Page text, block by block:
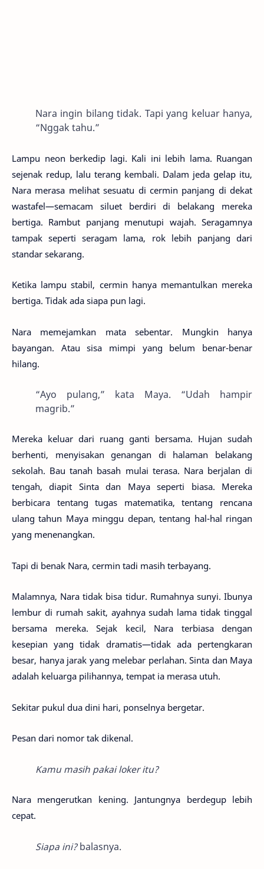
Nara ingin bilang tidak. Tapi yang keluar hanya,
“Nggak tahu.”
Lampu neon berkedip lagi. Kali ini lebih lama. Ruangan
sejenak redup, lalu terang kembali. Dalam jeda gelap itu,
Nara merasa melihat sesuatu di cermin panjang di dekat
wastafel—semacam siluet berdiri di belakang mereka
bertiga. Rambut panjang menutupi wajah. Seragamnya
tampak seperti seragam lama, rok lebih panjang dari
standar sekarang.
Ketika lampu stabil, cermin hanya memantulkan mereka
bertiga. Tidak ada siapa pun lagi.
Nara memejamkan mata sebentar. Mungkin hanya
bayangan. Atau sisa mimpi yang belum benar-benar
hilang.
“Ayo pulang,” kata Maya. “Udah hampir
magrib.”
Mereka keluar dari ruang ganti bersama. Hujan sudah
berhenti, menyisakan genangan di halaman belakang
sekolah. Bau tanah basah mulai terasa. Nara berjalan di
tengah, diapit Sinta dan Maya seperti biasa. Mereka
berbicara tentang tugas matematika, tentang rencana
ulang tahun Maya minggu depan, tentang hal-hal ringan
yang menenangkan.
Tapi di benak Nara, cermin tadi masih terbayang.
Malamnya, Nara tidak bisa tidur. Rumahnya sunyi. Ibunya
lembur di rumah sakit, ayahnya sudah lama tidak tinggal
bersama mereka. Sejak kecil, Nara terbiasa dengan
kesepian yang tidak dramatis—tidak ada pertengkaran
besar, hanya jarak yang melebar perlahan. Sinta dan Maya
adalah keluarga pilihannya, tempat ia merasa utuh.
Sekitar pukul dua dini hari, ponselnya bergetar.
Pesan dari nomor tak dikenal.
Kamu masih pakai loker itu?
Nara mengerutkan kening. Jantungnya berdegup lebih
cepat.
Siapa ini?balasnya.